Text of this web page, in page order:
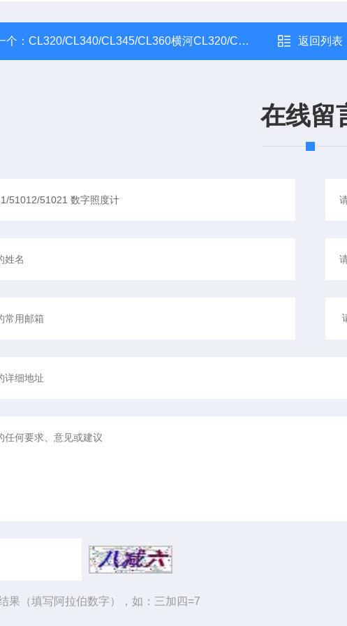
个： CL320/CL340/CL345/CL360横河CL320/CL340/CL345/CL360漏电流测试仪 返回列表
在线留
果（填写阿拉伯数字），如：三加四=7